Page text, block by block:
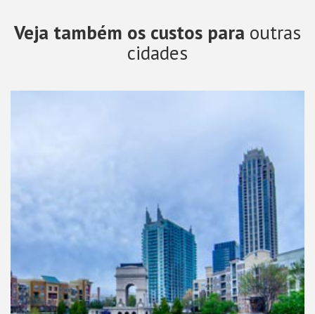
Veja também os custos para outras
cidades